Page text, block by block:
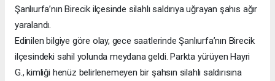
Şanlıurfa’nın Birecik ilçesinde silahlı saldırıya uğrayan şahıs ağır
yaralandı.
Edinilen bilgiye göre olay, gece saatlerinde Şanlıurfa’nın Birecik
ilçesindeki sahil yolunda meydana geldi. Parkta yürüyen Hayri
G., kimliği henüz belirlenemeyen bir şahsın silahlı saldırısına